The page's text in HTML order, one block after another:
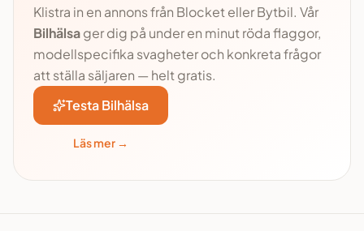
Klistra in en annons från Blocket eller Bytbil. Vår
Bilhälsager dig på under en minut röda flaggor,
modellspecifika svagheter och konkreta frågor
att ställa säljaren — helt gratis.
Testa Bilhälsa
Läs mer →